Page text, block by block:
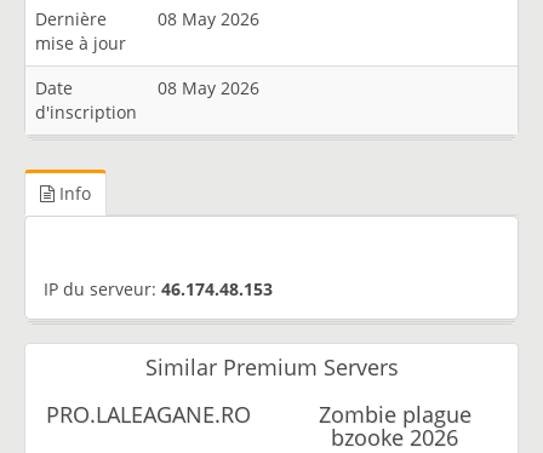
Dernière
mise à jour
08 May 2026
Date
d'inscription
08 May 2026
Info
IP du serveur: 46.174.48.153
Similar Premium Servers
PRO.LALEAGANE.RO
Zombie plague
bzooke 2026